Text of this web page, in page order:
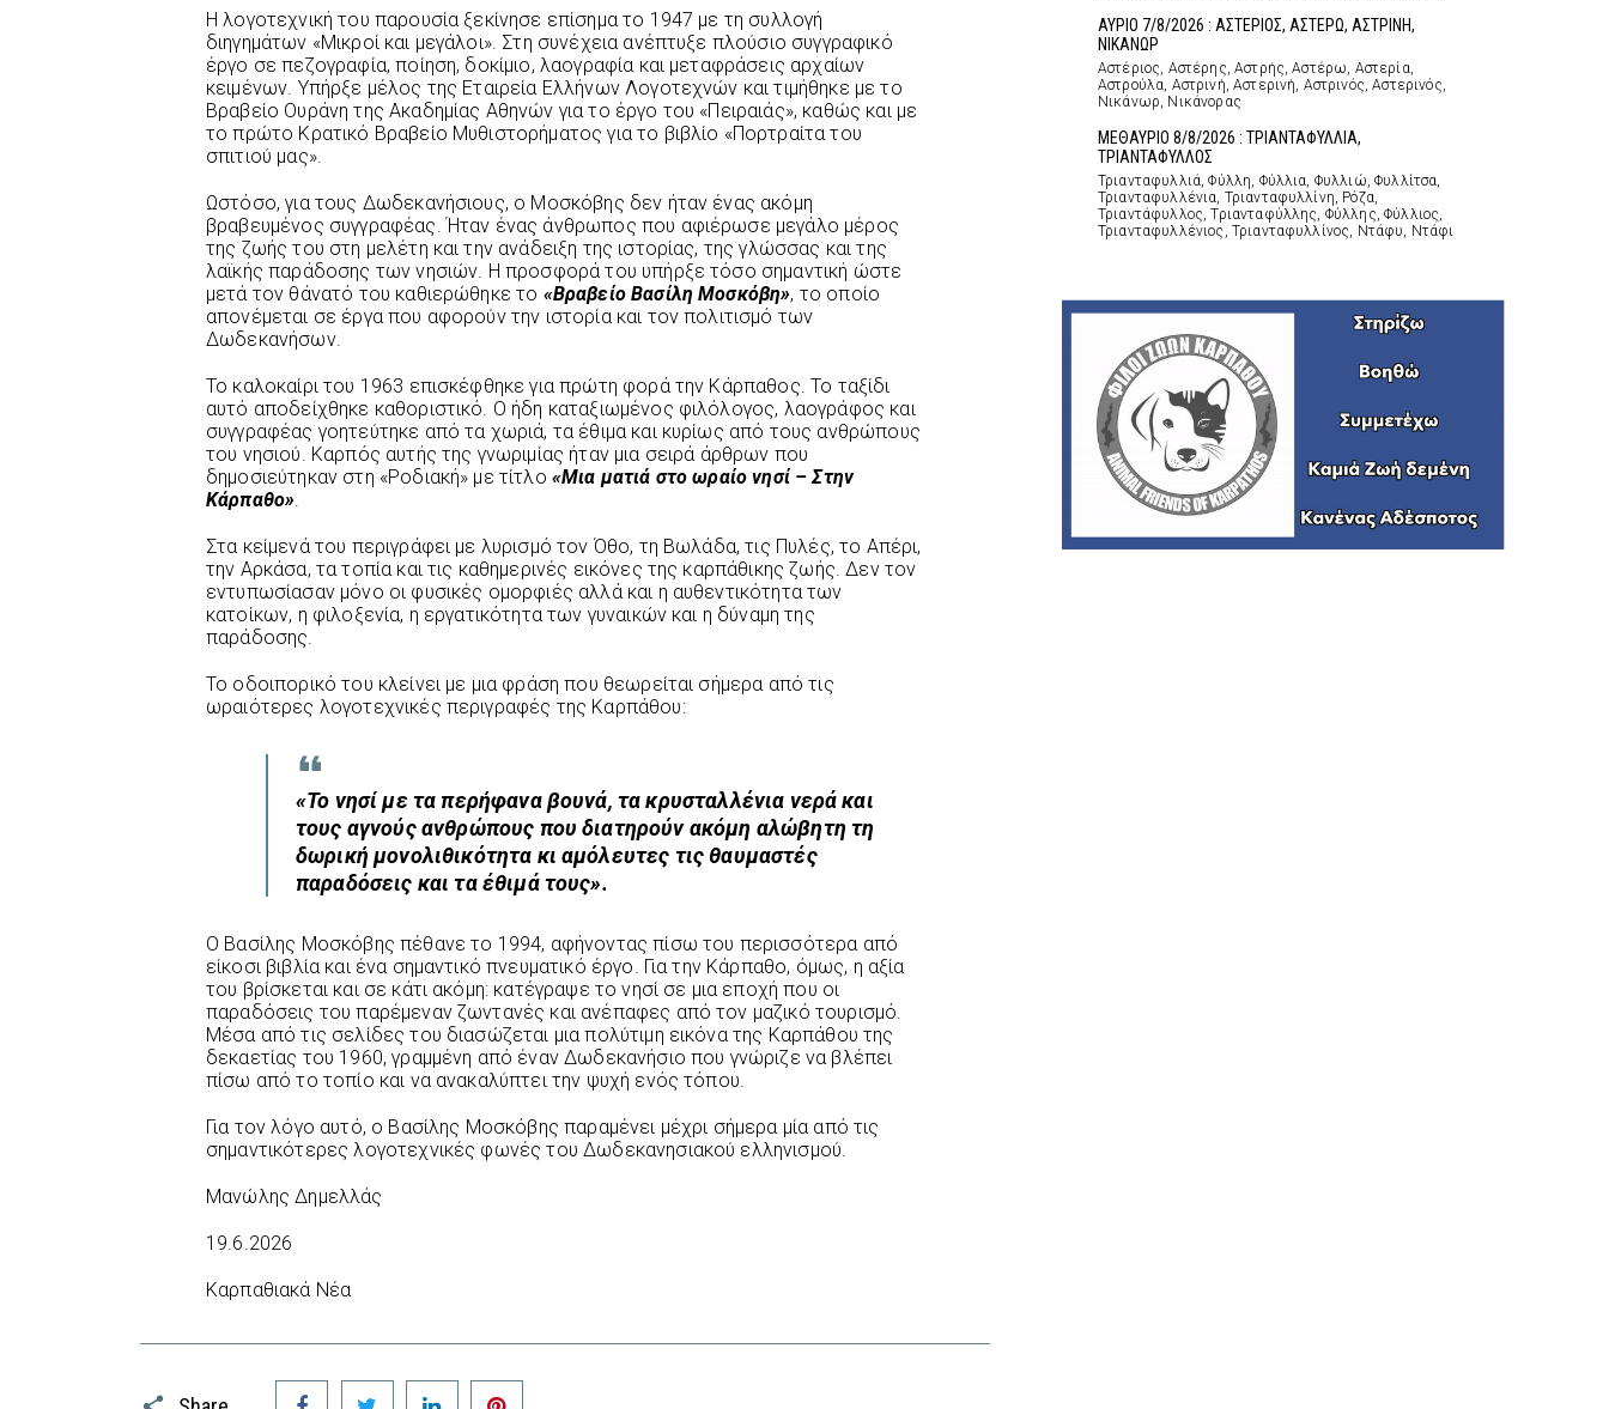
Η λογοτεχνική του παρουσία ξεκίνησε επίσημα το 1947 με τη συλλογή
διηγημάτων «Μικροί και μεγάλοι». Στη συνέχεια ανέπτυξε πλούσιο συγγραφικό
έργο σε πεζογραφία, ποίηση, δοκίμιο, λαογραφία και μεταφράσεις αρχαίων
κειμένων. Υπήρξε μέλος της Εταιρεία Ελλήνων Λογοτεχνών και τιμήθηκε με το
Βραβείο Ουράνη της Ακαδημίας Αθηνών για το έργο του «Πειραιάς», καθώς και με
το πρώτο Κρατικό Βραβείο Μυθιστορήματος για το βιβλίο «Πορτραίτα του
σπιτιού μας».
Ωστόσο, για τους Δωδεκανήσιους, ο Μοσκόβης δεν ήταν ένας ακόμη
βραβευμένος συγγραφέας. Ήταν ένας άνθρωπος που αφιέρωσε μεγάλο μέρος
της ζωής του στη μελέτη και την ανάδειξη της ιστορίας, της γλώσσας και της
λαϊκής παράδοσης των νησιών. Η προσφορά του υπήρξε τόσο σημαντική ώστε
μετά τον θάνατό του καθιερώθηκε το «Βραβείο Βασίλη Μοσκόβη», το οποίο
απονέμεται σε έργα που αφορούν την ιστορία και τον πολιτισμό των
Δωδεκανήσων.
Το καλοκαίρι του 1963 επισκέφθηκε για πρώτη φορά την Κάρπαθος. Το ταξίδι
αυτό αποδείχθηκε καθοριστικό. Ο ήδη καταξιωμένος φιλόλογος, λαογράφος και
συγγραφέας γοητεύτηκε από τα χωριά, τα έθιμα και κυρίως από τους ανθρώπους
του νησιού. Καρπός αυτής της γνωριμίας ήταν μια σειρά άρθρων που
δημοσιεύτηκαν στη «Ροδιακή» με τίτλο «Μια ματιά στο ωραίο νησί – Στην
Κάρπαθο».
Στα κείμενά του περιγράφει με λυρισμό τον Όθο, τη Βωλάδα, τις Πυλές, το Απέρι,
την Αρκάσα, τα τοπία και τις καθημερινές εικόνες της καρπάθικης ζωής. Δεν τον
εντυπωσίασαν μόνο οι φυσικές ομορφιές αλλά και η αυθεντικότητα των
κατοίκων, η φιλοξενία, η εργατικότητα των γυναικών και η δύναμη της
παράδοσης.
Το οδοιπορικό του κλείνει με μια φράση που θεωρείται σήμερα από τις
ωραιότερες λογοτεχνικές περιγραφές της Καρπάθου:
«Το νησί με τα περήφανα βουνά, τα κρυσταλλένια νερά και
τους αγνούς ανθρώπους που διατηρούν ακόμη αλώβητη τη
δωρική μονολιθικότητα κι αμόλευτες τις θαυμαστές
παραδόσεις και τα έθιμά τους».
Ο Βασίλης Μοσκόβης πέθανε το 1994, αφήνοντας πίσω του περισσότερα από
είκοσι βιβλία και ένα σημαντικό πνευματικό έργο. Για την Κάρπαθο, όμως, η αξία
του βρίσκεται και σε κάτι ακόμη: κατέγραψε το νησί σε μια εποχή που οι
παραδόσεις του παρέμεναν ζωντανές και ανέπαφες από τον μαζικό τουρισμό.
Μέσα από τις σελίδες του διασώζεται μια πολύτιμη εικόνα της Καρπάθου της
δεκαετίας του 1960, γραμμένη από έναν Δωδεκανήσιο που γνώριζε να βλέπει
πίσω από το τοπίο και να ανακαλύπτει την ψυχή ενός τόπου.
Για τον λόγο αυτό, ο Βασίλης Μοσκόβης παραμένει μέχρι σήμερα μία από τις
σημαντικότερες λογοτεχνικές φωνές του Δωδεκανησιακού ελληνισμού.
Μανώλης Δημελλάς
19.6.2026
Καρπαθιακά Νέα
Facebook Twitter LinkedIn
ΑΥΡΙΟ 7/8/2026 : ΑΣΤΕΡΙΟΣ, ΑΣΤΕΡΩ, ΑΣΤΡΙΝΗ,
ΝΙΚΑΝΩΡ
Αστέριος, Αστέρης, Αστρής, Αστέρω, Αστερία,
Αστρούλα, Αστρινή, Αστερινή, Αστρινός, Αστερινός,
Νικάνωρ, Νικάνορας
ΜΕΘΑΥΡΙΟ 8/8/2026 : ΤΡΙΑΝΤΑΦΥΛΛΙΑ,
ΤΡΙΑΝΤΑΦΥΛΛΟΣ
Τριανταφυλλιά, Φύλλη, Φύλλια, Φυλλιώ, Φυλλίτσα,
Τριανταφυλλένια, Τριανταφυλλίνη, Ρόζα,
Τριαντάφυλλος, Τριανταφύλλης, Φύλλης, Φύλλιος,
Τριανταφυλλένιος, Τριανταφυλλίνος, Ντάφυ, Ντάφι